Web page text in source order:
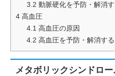
3.2 動脈硬化を予防・解消
4 高血圧
4.1 高血圧の原因
4.2 高血圧を予防・解消す
メタボリックシンドロー